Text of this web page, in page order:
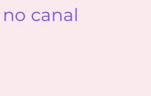
canal